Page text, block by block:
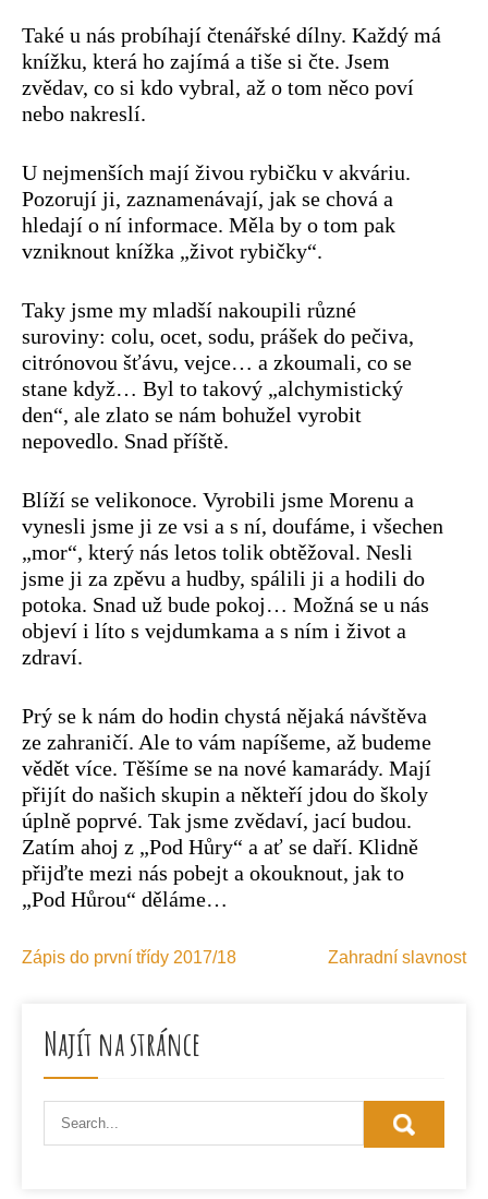
Také u nás probíhají čtenářské dílny. Každý má
knížku, která ho zajímá a tiše si čte. Jsem
zvědav, co si kdo vybral, až o tom něco poví
nebo nakreslí.
U nejmenších mají živou rybičku v akváriu.
Pozorují ji, zaznamenávají, jak se chová a
hledají o ní informace. Měla by o tom pak
vzniknout knížka „život rybičky“.
Taky jsme my mladší nakoupili různé
suroviny: colu, ocet, sodu, prášek do pečiva,
citrónovou šťávu, vejce… a zkoumali, co se
stane když… Byl to takový „alchymistický
den“, ale zlato se nám bohužel vyrobit
nepovedlo. Snad příště.
Blíží se velikonoce. Vyrobili jsme Morenu a
vynesli jsme ji ze vsi a s ní, doufáme, i všechen
„mor“, který nás letos tolik obtěžoval. Nesli
jsme ji za zpěvu a hudby, spálili ji a hodili do
potoka. Snad už bude pokoj… Možná se u nás
objeví i líto s vejdumkama a s ním i život a
zdraví.
Prý se k nám do hodin chystá nějaká návštěva
ze zahraničí. Ale to vám napíšeme, až budeme
vědět více. Těšíme se na nové kamarády. Mají
přijít do našich skupin a někteří jdou do školy
úplně poprvé. Tak jsme zvědaví, jací budou.
Zatím ahoj z „Pod Hůry“ a ať se daří. Klidně
přijďte mezi nás pobejt a okouknout, jak to
„Pod Hůrou“ děláme…
Navigace
Zápis do první třídy 2017/18 Zahradní slavnost
Najít na stránce